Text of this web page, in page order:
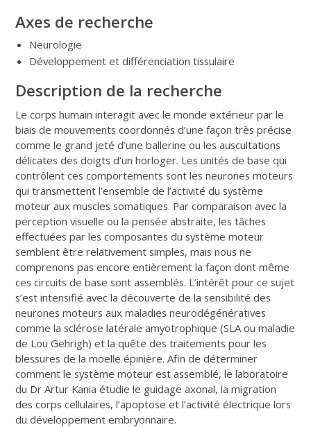
Axes de recherche
Neurologie
Développement et différenciation tissulaire
Description de la recherche
Le corps humain interagit avec le monde extérieur par le
biais de mouvements coordonnés d’une façon très précise
comme le grand jeté d’une ballerine ou les auscultations
délicates des doigts d’un horloger. Les unités de base qui
contrôlent ces comportements sont les neurones moteurs
qui transmettent l’ensemble de l’activité du système
moteur aux muscles somatiques. Par comparaison avec la
perception visuelle ou la pensée abstraite, les tâches
effectuées par les composantes du système moteur
semblent être relativement simples, mais nous ne
comprenons pas encore entièrement la façon dont même
ces circuits de base sont assemblés. L’intérêt pour ce sujet
s’est intensifié avec la découverte de la sensibilité des
neurones moteurs aux maladies neurodégénératives
comme la sclérose latérale amyotrophique (SLA ou maladie
de Lou Gehrigh) et la quête des traitements pour les
blessures de la moelle épinière. Afin de déterminer
comment le système moteur est assemblé, le laboratoire
du Dr Artur Kania étudie le guidage axonal, la migration
des corps cellulaires, l’apoptose et l’activité électrique lors
du développement embryonnaire.